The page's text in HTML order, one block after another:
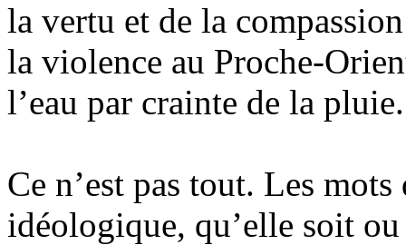
la vertu et de la
la violence au Proche-
l’eau par crainte de la pluie.
Ce n’est pas tout. Les
idéologique, qu’elle soit